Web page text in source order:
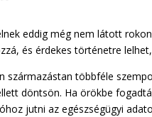
eddig még nem látott
és érdekes történetre
származástan többféle
döntsön. Ha örökbe
jutni az egészségügyi